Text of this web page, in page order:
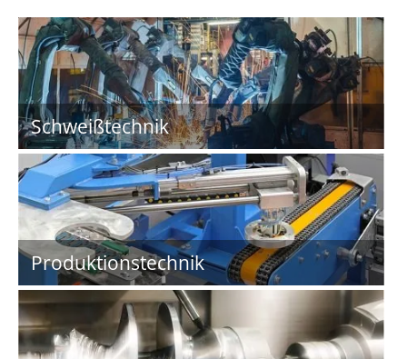
Schweißtechnik
Produktionstechnik